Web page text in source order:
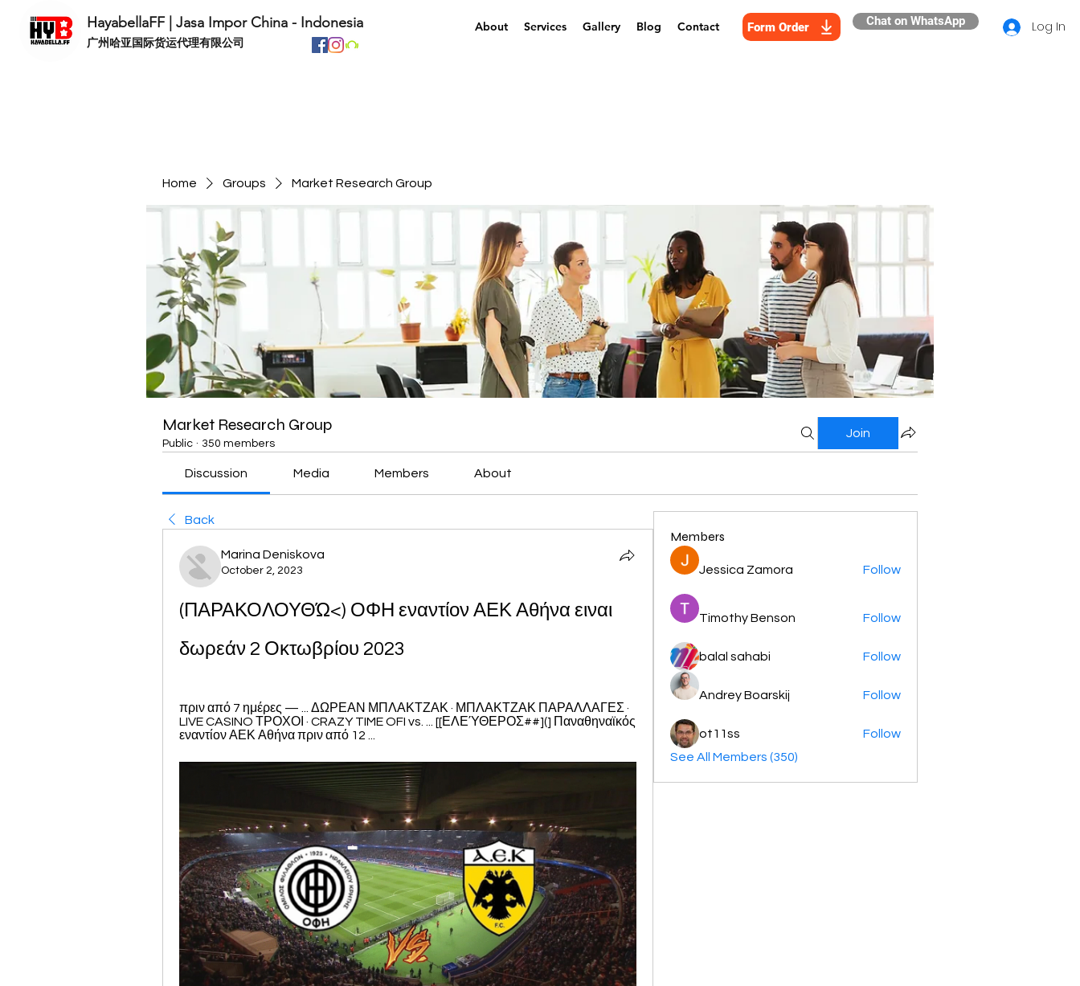
HayabellaFF | Jasa Impor China - Indonesia
​广州哈亚国际货运代理有限公司
About Services Gallery Blog Contact Form Order Chat on WhatsApp Log In
Home Groups Market Research Group
Market Research Group
Public · 350 members
Join
Discussion Media Members About
Back
Marina Deniskova
October 2, 2023
(ΠΑΡΑΚΟΛΟΥΘΏ<) ΟΦΗ εναντίον ΑΕΚ Αθήνα ειναι
δωρεάν 2 Οκτωβρίου 2023
πριν από 7 ημέρες — ... ΔΩΡΕΑΝ ΜΠΛΑΚΤΖΑΚ · ΜΠΛΑΚΤΖΑΚ ΠΑΡΑΛΛΑΓΕΣ ·
LIVE CASINO ΤΡΟΧΟΙ · CRAZY TIME OFI vs. ... [[ΕΛΕΎΘΕΡΟΣ##](] Παναθηναϊκός
εναντίον ΑΕΚ Αθήνα πριν από 12 ...
Members
Jessica Zamora Follow
Timothy Benson Follow
balal sahabi Follow
Andrey Boarskij Follow
ot11ss
Follow
See All Members (350)